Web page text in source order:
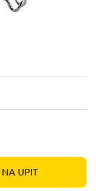
NA UPIT